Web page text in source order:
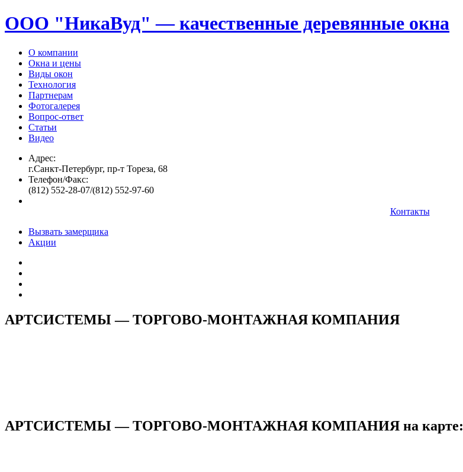
ООО "НикаВуд" — качественные деревянные окна
О компании
Окна и цены
Виды окон
Технология
Партнерам
Фотогалерея
Вопрос-ответ
Статьи
Видео
Адрес:
г.Санкт-Петербург, пр-т Тореза, 68
Телефон/Факс:
(812) 552-28-07/(812) 552-97-60
Контакты
Вызвать замерщика
Акции
АРТСИСТЕМЫ — ТОРГОВО-МОНТАЖНАЯ КОМПАНИЯ
АРТСИСТЕМЫ — ТОРГОВО-МОНТАЖНАЯ КОМПАНИЯ на карте: